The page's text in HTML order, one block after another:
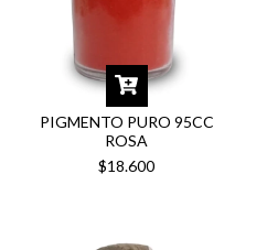
PIGMENTO PURO 95CC
ROSA
$18.600